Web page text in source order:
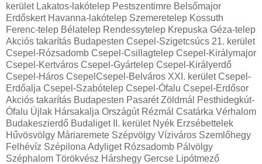
kerület Lakatos-lakótelep Pestszentimre Belsőmajor
Erdőskert Havanna-lakótelep Szemeretelep Kossuth
Ferenc-telep Bélatelep Rendessytelep Krepuska Géza-telep
Akciós takarítás Budapesten Csepel-Szigetcsúcs 21. kerület
Csepel-Rózsadomb Csepel-Csillagtelep Csepel-Királymajor
Csepel-Kertváros Csepel-Gyártelep Csepel-Királyerdő
Csepel-Háros CsepelCsepel-Belváros XXI. kerület Csepel-
Erdőalja Csepel-Szabótelep Csepel-Ófalu Csepel-Erdősor
Akciós takarítás Budapesten Pasarét Zöldmál Pesthidegkút-
Ófalu Újlak Hársakalja Országút Rézmál Csatárka Vérhalom
Budakeszierdő Budaliget II. kerület Nyék Erzsébettelek
Hűvösvölgy Máriaremete Szépvölgy Víziváros Szemlőhegy
Felhévíz Szépilona Adyliget Rózsadomb Pálvölgy
Széphalom Törökvész Hárshegy Gercse Lipótmező